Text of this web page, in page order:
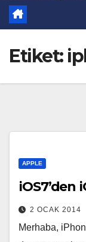
Etiket:
APPLE
iOS7’den
2 OCAK 2014
Merhaba,